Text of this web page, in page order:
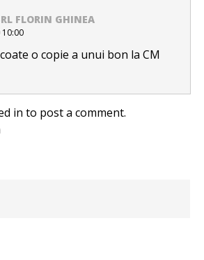
FLORIN GHINEA
o copie a unui bon la CM
in to post a comment.